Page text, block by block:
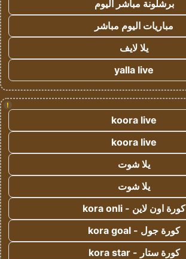
برشلونة مباشر اليوم
مباريات اليوم مباشر
يلا لايف
yalla live
!
koora live
koora live
يلا شوت
يلا شوت
كورة اون لاين - kora onli
كورة جول - kora goal
كورة ستار - kora star